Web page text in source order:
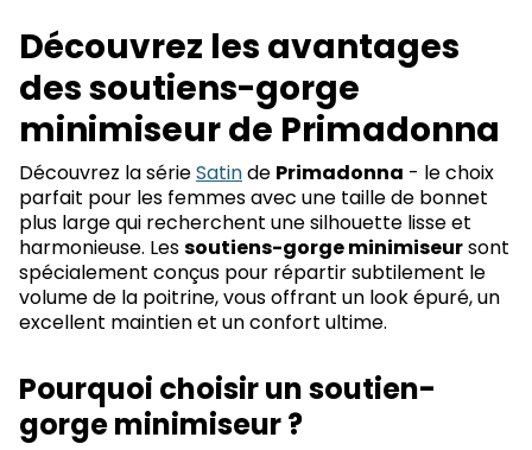
Découvrez les avantages
des soutiens-gorge
minimiseur de Primadonna
Découvrez la sérieSatinde Primadonna - le choix
parfait pour les femmes avec une taille de bonnet
plus large qui recherchent une silhouette lisse et
harmonieuse. Lessoutiens-gorge minimiseursont
spécialement conçus pour répartir subtilement le
volume de la poitrine, vous offrant un look épuré, un
excellent maintien et un confort ultime.
Pourquoi choisir un soutien-
gorge minimiseur ?